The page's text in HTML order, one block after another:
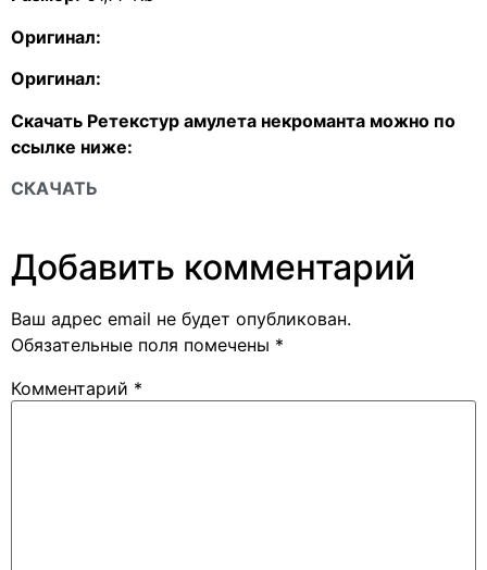
Оригинал:
Оригинал:
Скачать Ретекстур амулета некроманта можно по
ссылке ниже:
СКАЧАТЬ
Добавить комментарий
Ваш адрес email не будет опубликован.
Обязательные поля помечены *
Комментарий *